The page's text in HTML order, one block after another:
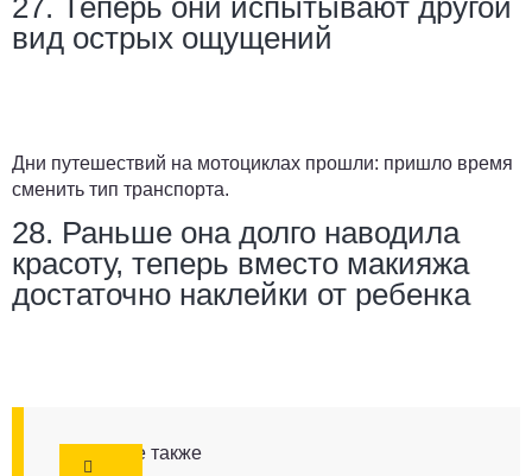
вид острых ощущений
Дни путешествий на мотоциклах прошли: пришло время
сменить тип транспорта.
28. Раньше она долго наводила
красоту, теперь вместо макияжа
достаточно наклейки от ребенка
Смотрите также